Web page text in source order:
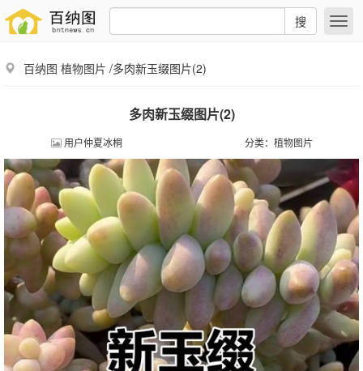
搜
百纳图 植物图片 /多肉新玉缀图片(2)
多肉新玉缀图片(2)
用户仲夏冰桐 分类： 植物图片